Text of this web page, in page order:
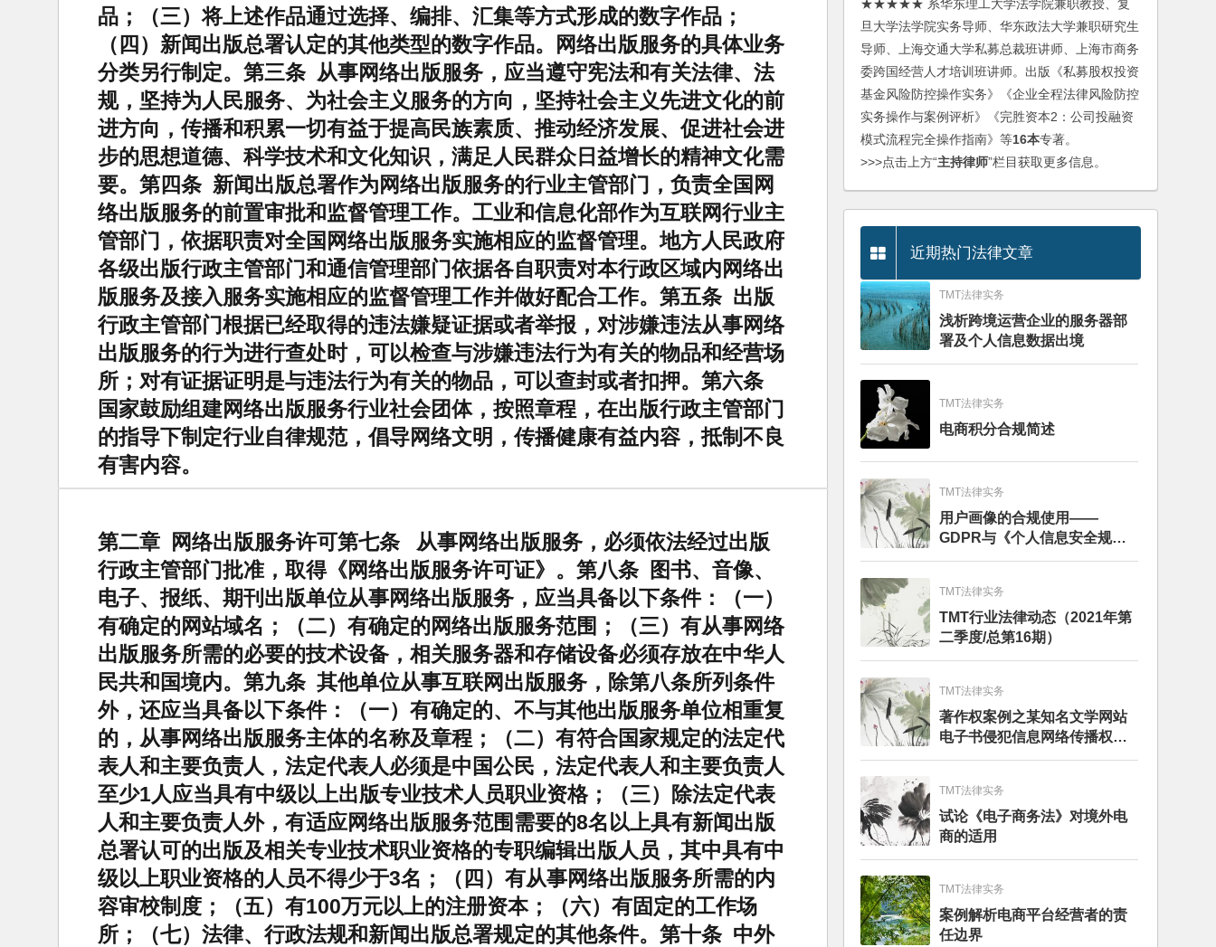
品；（三）将上述作品通过选择、编排、汇集等方式形成的数字作品；
（四）新闻出版总署认定的其他类型的数字作品。网络出版服务的具体业务
分类另行制定。第三条 从事网络出版服务，应当遵守宪法和有关法律、法
规，坚持为人民服务、为社会主义服务的方向，坚持社会主义先进文化的前
进方向，传播和积累一切有益于提高民族素质、推动经济发展、促进社会进
步的思想道德、科学技术和文化知识，满足人民群众日益增长的精神文化需
要。第四条 新闻出版总署作为网络出版服务的行业主管部门，负责全国网
络出版服务的前置审批和监督管理工作。工业和信息化部作为互联网行业主
管部门，依据职责对全国网络出版服务实施相应的监督管理。地方人民政府
各级出版行政主管部门和通信管理部门依据各自职责对本行政区域内网络出
版服务及接入服务实施相应的监督管理工作并做好配合工作。第五条 出版
行政主管部门根据已经取得的违法嫌疑证据或者举报，对涉嫌违法从事网络
出版服务的行为进行查处时，可以检查与涉嫌违法行为有关的物品和经营场
所；对有证据证明是与违法行为有关的物品，可以查封或者扣押。第六条
国家鼓励组建网络出版服务行业社会团体，按照章程，在出版行政主管部门
的指导下制定行业自律规范，倡导网络文明，传播健康有益内容，抵制不良
有害内容。
第二章 网络出版服务许可第七条 从事网络出版服务，必须依法经过出版
行政主管部门批准，取得《网络出版服务许可证》。第八条 图书、音像、
电子、报纸、期刊出版单位从事网络出版服务，应当具备以下条件：（一）
有确定的网站域名；（二）有确定的网络出版服务范围；（三）有从事网络
出版服务所需的必要的技术设备，相关服务器和存储设备必须存放在中华人
民共和国境内。第九条 其他单位从事互联网出版服务，除第八条所列条件
外，还应当具备以下条件：（一）有确定的、不与其他出版服务单位相重复
的，从事网络出版服务主体的名称及章程；（二）有符合国家规定的法定代
表人和主要负责人，法定代表人必须是中国公民，法定代表人和主要负责人
至少1人应当具有中级以上出版专业技术人员职业资格；（三）除法定代表
人和主要负责人外，有适应网络出版服务范围需要的8名以上具有新闻出版
总署认可的出版及相关专业技术职业资格的专职编辑出版人员，其中具有中
级以上职业资格的人员不得少于3名；（四）有从事网络出版服务所需的内
容审校制度；（五）有100万元以上的注册资本；（六）有固定的工作场
所；（七）法律、行政法规和新闻出版总署规定的其他条件。第十条 中外
★★★★★ 系华东理工大学法学院兼职教授、复
旦大学法学院实务导师、华东政法大学兼职研究生
导师、上海交通大学私募总裁班讲师、上海市商务
委跨国经营人才培训班讲师。出版《私募股权投资
基金风险防控操作实务》《企业全程法律风险防控
实务操作与案例评析》《完胜资本2：公司投融资
模式流程完全操作指南》等16本专著。
>>>点击上方“主持律师”栏目获取更多信息。
近期热门法律文章
TMT法律实务
浅析跨境运营企业的服务器部
署及个人信息数据出境
TMT法律实务
电商积分合规简述
TMT法律实务
用户画像的合规使用——
GDPR与《个人信息安全规
范》的比较分析
TMT法律实务
TMT行业法律动态（2021年第
二季度/总第16期）
TMT法律实务
著作权案例之某知名文学网站
电子书侵犯信息网络传播权纠
纷
TMT法律实务
试论《电子商务法》对境外电
商的适用
TMT法律实务
案例解析电商平台经营者的责
任边界